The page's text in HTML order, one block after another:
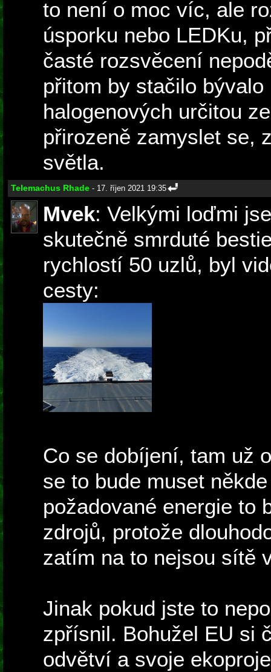
to není o moc víc, ale
úsporku nebo LEDKu,
časté rozsvěcení
přitom by stačilo
halogenových určitou
přirozeně zamyslet se,
světla.
Telemachus Rhade - 17. říjen 2021 19:35
Mvek: Velkými loďmi
skutečně smrduté
rychlostí 50 uzlů, byl
cesty:
Co se dobíjení, tam už
se to bude muset
požadované energie to
zdrojů, protože
zatím na to nejsou sítě
Jinak pokud jste to
zpřísnil. Bohužel EU si
odvětví a svoje